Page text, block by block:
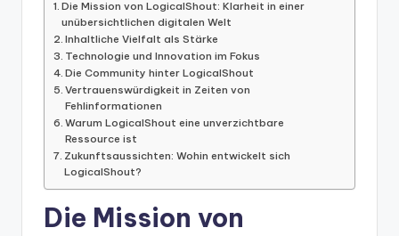
Die Mission von LogicalShout: Klarheit in einer
unübersichtlichen digitalen Welt
Inhaltliche Vielfalt als Stärke
Technologie und Innovation im Fokus
Die Community hinter LogicalShout
Vertrauenswürdigkeit in Zeiten von
Fehlinformationen
Warum LogicalShout eine unverzichtbare
Ressource ist
Zukunftsaussichten: Wohin entwickelt sich
LogicalShout?
Die Mission von